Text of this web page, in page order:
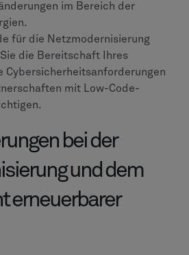
im Bereich der
für die Netzmodernisierung
die Bereitschaft Ihres
Cybersicherheitsanforderungen
mit Low-Code-
bei der
und dem
erneuerbarer